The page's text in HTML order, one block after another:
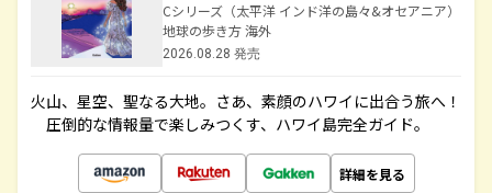
Cシリーズ（太平洋 インド洋の島々&オセアニア）
地球の歩き方 海外
2026.08.28 発売
火山、星空、聖なる大地――。さあ、素顔のハワイに出合う旅へ！
圧倒的な情報量で楽しみつくす、ハワイ島完全ガイド。
詳細を見る